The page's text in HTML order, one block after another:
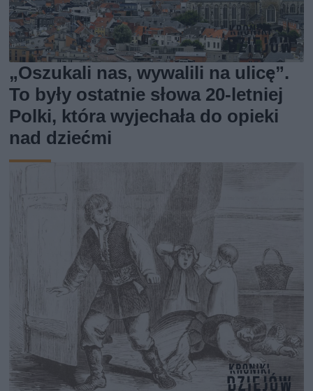
„Oszukali nas, wywalili na ulicę”.
To były ostatnie słowa 20-letniej
Polki, która wyjechała do opieki
nad dziećmi